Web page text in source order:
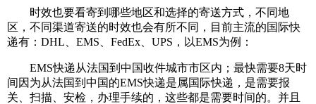
时效也要看寄到哪些地区和选择的寄送方式，不同地
区，不同渠道寄送的时效也会有所不同，目前主流的国际快
递有：DHL、EMS、FedEx、UPS，以EMS为例：
EMS快递从法国到中国收件城市市区内；最快需要8天时
间因为从法国到中国的EMS快递是属国际快递，是需要报
关、扫描、安检，办理手续的，这些都是需要时间的。并且